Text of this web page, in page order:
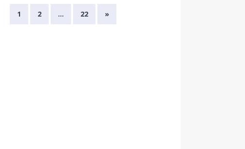
1 2 … 22 »